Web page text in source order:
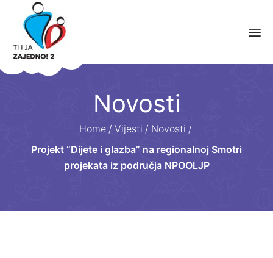
Novosti
Home / Vijesti / Novosti /
Projekt “Dijete i glazba” na regionalnoj Smotri
projekata iz područja NPOOLJP